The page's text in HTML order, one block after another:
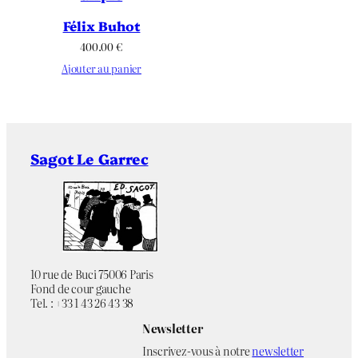
Félix Buhot
400.00€
Ajouter au panier
Sagot Le Garrec
10 rue de Buci 75006 Paris
Fond de cour gauche
Tel. : +33 1 43 26 43 38
Newsletter
Inscrivez-vous à notrenewsletter